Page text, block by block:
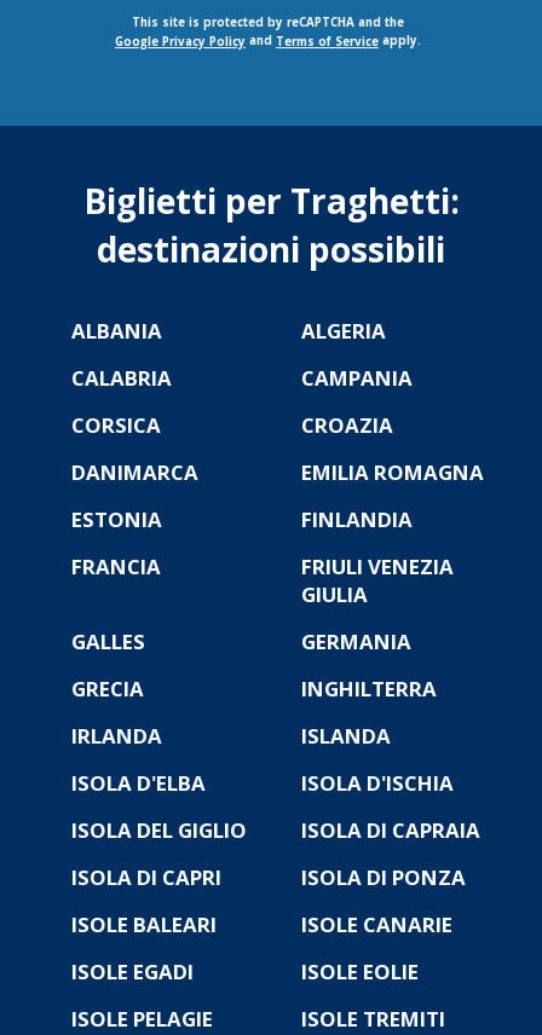
This site is protected by reCAPTCHA and the
Google Privacy Policy and Terms of Service apply.
Biglietti per Traghetti:
destinazioni possibili
ALBANIA
ALGERIA
CALABRIA
CAMPANIA
CORSICA
CROAZIA
DANIMARCA
EMILIA ROMAGNA
ESTONIA
FINLANDIA
FRANCIA
FRIULI VENEZIA
GIULIA
GALLES
GERMANIA
GRECIA
INGHILTERRA
IRLANDA
ISLANDA
ISOLA D'ELBA
ISOLA D'ISCHIA
ISOLA DEL GIGLIO
ISOLA DI CAPRAIA
ISOLA DI CAPRI
ISOLA DI PONZA
ISOLE BALEARI
ISOLE CANARIE
ISOLE EGADI
ISOLE EOLIE
ISOLE PELAGIE
ISOLE TREMITI